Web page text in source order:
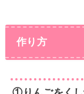
作り方